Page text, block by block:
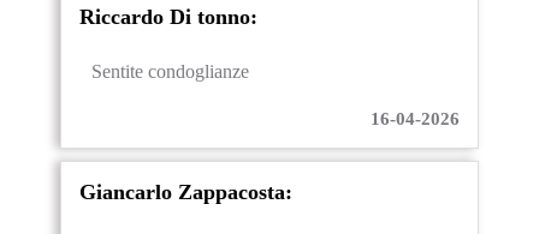
Riccardo Di tonno:
Sentite condoglianze
16-04-2026
Giancarlo Zappacosta: